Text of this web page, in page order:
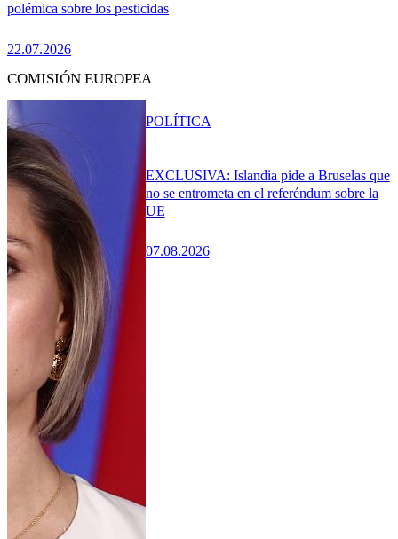
polémica sobre los pesticidas
22.07.2026
COMISIÓN EUROPEA
EXCLUSIVA: Islandia pide a Bruselas que
no se entrometa en el referéndum sobre la
UE
07.08.2026
POLÍTICA